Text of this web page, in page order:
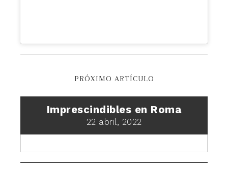
PRÓXIMO ARTÍCULO
Imprescindibles en Roma
22 abril, 2022